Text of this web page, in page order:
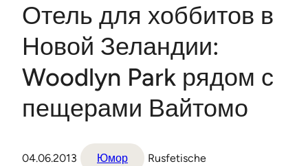
Отель для хоббитов в
Новой Зеландии:
Woodlyn Park рядом с
пещерами Вайтомо
04.06.2013 Юмор Rusfetische